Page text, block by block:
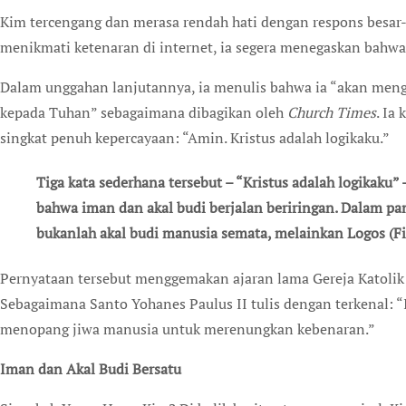
Kim tercengang dan merasa rendah hati dengan respons
menikmati ketenaran di internet, ia segera menegaskan
Dalam unggahan lanjutannya, ia menulis bahwa ia “akan
kepada Tuhan” sebagaimana dibagikan oleh Church Times. Ia
singkat penuh kepercayaan: “Amin. Kristus adalah logikaku.”
Tiga kata sederhana tersebut – “Kristus adalah
bahwa iman dan akal budi berjalan beriringan. Dalam
bukanlah akal budi manusia semata, melainkan Logos
Pernyataan tersebut menggemakan ajaran lama Gereja
Sebagaimana Santo Yohanes Paulus II tulis dengan terkenal:
menopang jiwa manusia untuk merenungkan kebenaran.”
Iman dan Akal Budi Bersatu